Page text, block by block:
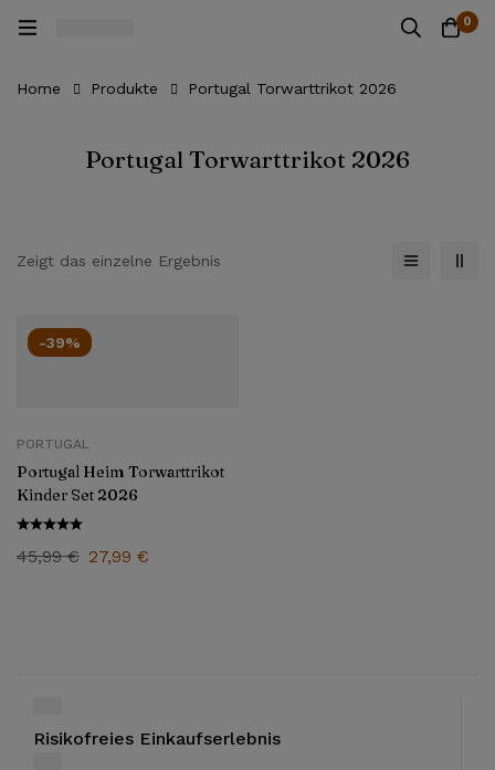
0
Home Produkte Portugal Torwarttrikot 2026
Portugal Torwarttrikot 2026
Zeigt das einzelne Ergebnis
-39%
PORTUGAL
Portugal Heim Torwarttrikot
Kinder Set 2026
45,99€ 27,99 €
Risikofreies Einkaufserlebnis